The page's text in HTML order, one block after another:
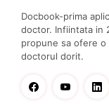
Docbook-prima
doctor. Infiintata in
propune sa ofere
doctorul dorit.